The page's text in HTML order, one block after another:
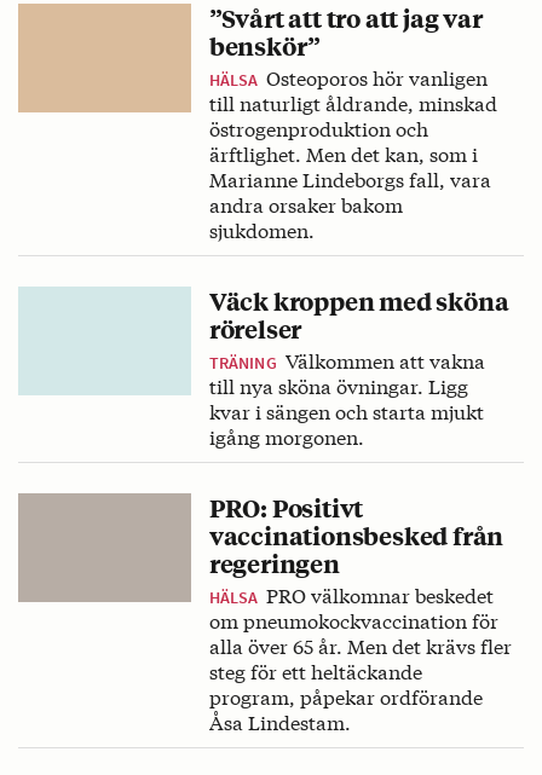
”Svårt att tro att jag var
benskör”
HÄLSA Osteoporos hör vanligen
till naturligt åldrande, minskad
östrogenproduktion och
ärftlighet. Men det kan, som i
Marianne Lindeborgs fall, vara
andra orsaker bakom
sjukdomen.
Väck kroppen med sköna
rörelser
TRÄNING Välkommen att vakna
till nya sköna övningar. Ligg
kvar i sängen och starta mjukt
igång morgonen.
PRO: Positivt
vaccinationsbesked från
regeringen
HÄLSA PRO välkomnar beskedet
om pneumokockvaccination för
alla över 65 år. Men det krävs fler
steg för ett heltäckande
program, påpekar ordförande
Åsa Lindestam.